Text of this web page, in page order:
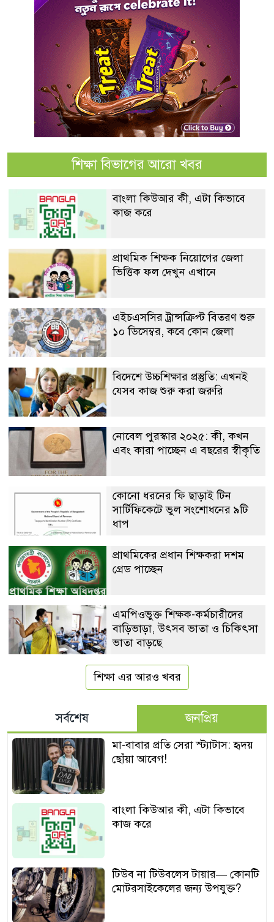
শিক্ষা বিভাগের আরো খবর
বাংলা কিউআর কী, এটা কিভাবে
কাজ করে
প্রাথমিক শিক্ষক নিয়োগের জেলা
ভিত্তিক ফল দেখুন এখানে
এইচএসসির ট্রান্সক্রিপ্ট বিতরণ শুরু
১০ ডিসেম্বর, কবে কোন জেলা
বিদেশে উচ্চশিক্ষার প্রস্তুতি: এখনই
যেসব কাজ শুরু করা জরুরি
নোবেল পুরস্কার ২০২৫: কী, কখন
এবং কারা পাচ্ছেন এ বছরের স্বীকৃতি
কোনো ধরনের ফি ছাড়াই টিন
সার্টিফিকেটে ভুল সংশোধনের ৯টি
ধাপ
প্রাথমিকের প্রধান শিক্ষকরা দশম
গ্রেড পাচ্ছেন
এমপিওভুক্ত শিক্ষক-কর্মচারীদের
বাড়িভাড়া, উৎসব ভাতা ও চিকিৎসা
ভাতা বাড়ছে
শিক্ষা এর আরও খবর
সর্বশেষ জনপ্রিয়
মা-বাবার প্রতি সেরা স্ট্যাটাস: হৃদয়
ছোঁয়া আবেগ!
বাংলা কিউআর কী, এটা কিভাবে
কাজ করে
টিউব না টিউবলেস টায়ার— কোনটি
মোটরসাইকেলের জন্য উপযুক্ত?